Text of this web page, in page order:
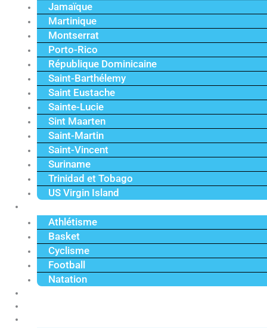
Jamaïque
Martinique
Montserrat
Porto-Rico
République Dominicaine
Saint-Barthélemy
Saint Eustache
Sainte-Lucie
Sint Maarten
Saint-Martin
Saint-Vincent
Suriname
Trinidad et Tobago
US Virgin Island
Athlétisme
Basket
Cyclisme
Football
Natation